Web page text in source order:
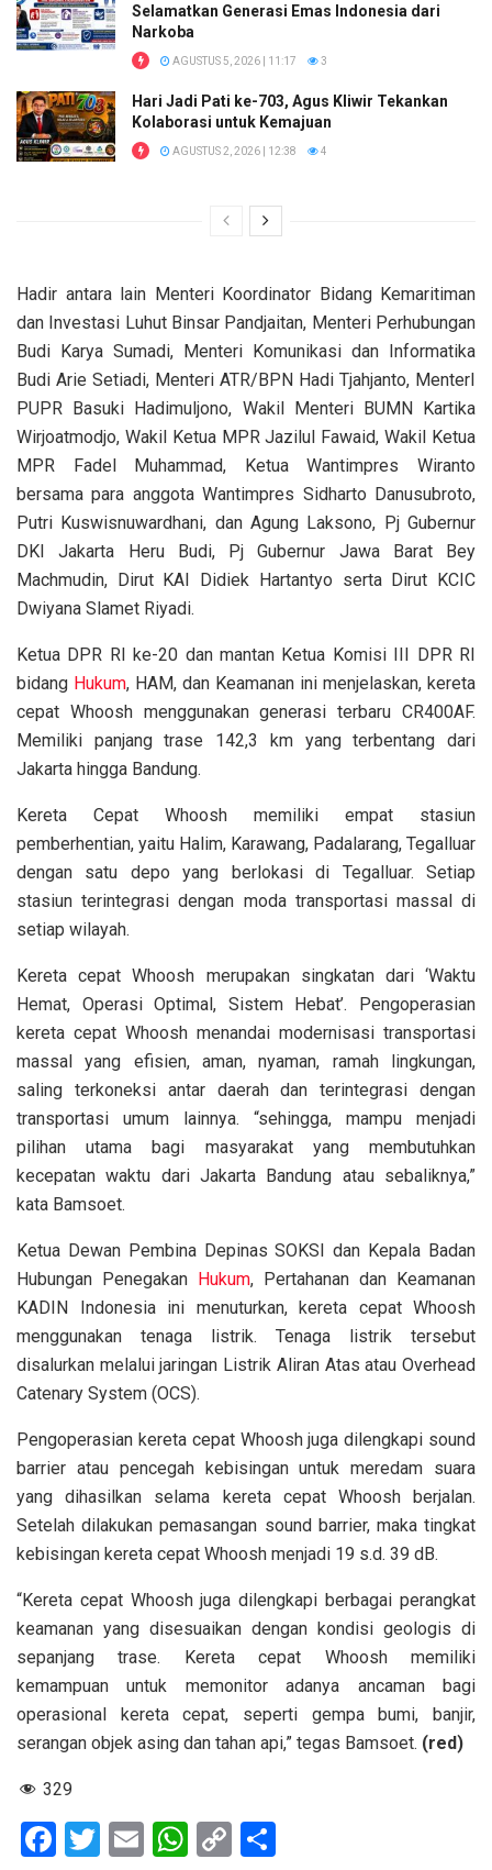
Selamatkan Generasi Emas Indonesia dari
Narkoba
AGUSTUS 5, 2026 | 11:17 3
Hari Jadi Pati ke-703, Agus Kliwir Tekankan
Kolaborasi untuk Kemajuan
AGUSTUS 2, 2026 | 12:38 4
Hadir antara lain Menteri Koordinator Bidang Kemaritiman
dan Investasi Luhut Binsar Pandjaitan, Menteri Perhubungan
Budi Karya Sumadi, Menteri Komunikasi dan Informatika
Budi Arie Setiadi, Menteri ATR/BPN Hadi Tjahjanto, MenterI
PUPR Basuki Hadimuljono, Wakil Menteri BUMN Kartika
Wirjoatmodjo, Wakil Ketua MPR Jazilul Fawaid, Wakil Ketua
MPR Fadel Muhammad, Ketua Wantimpres Wiranto
bersama para anggota Wantimpres Sidharto Danusubroto,
Putri Kuswisnuwardhani, dan Agung Laksono, Pj Gubernur
DKI Jakarta Heru Budi, Pj Gubernur Jawa Barat Bey
Machmudin, Dirut KAI Didiek Hartantyo serta Dirut KCIC
Dwiyana Slamet Riyadi.
Ketua DPR RI ke-20 dan mantan Ketua Komisi III DPR RI
bidang Hukum, HAM, dan Keamanan ini menjelaskan, kereta
cepat Whoosh menggunakan generasi terbaru CR400AF.
Memiliki panjang trase 142,3 km yang terbentang dari
Jakarta hingga Bandung.
Kereta Cepat Whoosh memiliki empat stasiun
pemberhentian, yaitu Halim, Karawang, Padalarang, Tegalluar
dengan satu depo yang berlokasi di Tegalluar. Setiap
stasiun terintegrasi dengan moda transportasi massal di
setiap wilayah.
Kereta cepat Whoosh merupakan singkatan dari ‘Waktu
Hemat, Operasi Optimal, Sistem Hebat’. Pengoperasian
kereta cepat Whoosh menandai modernisasi transportasi
massal yang efisien, aman, nyaman, ramah lingkungan,
saling terkoneksi antar daerah dan terintegrasi dengan
transportasi umum lainnya. “sehingga, mampu menjadi
pilihan utama bagi masyarakat yang membutuhkan
kecepatan waktu dari Jakarta Bandung atau sebaliknya,”
kata Bamsoet.
Ketua Dewan Pembina Depinas SOKSI dan Kepala Badan
Hubungan Penegakan
Hukum, Pertahanan dan Keamanan
KADIN Indonesia ini menuturkan, kereta cepat Whoosh
menggunakan tenaga listrik. Tenaga listrik tersebut
disalurkan melalui jaringan Listrik Aliran Atas atau Overhead
Catenary System (OCS).
Pengoperasian kereta cepat Whoosh juga dilengkapi sound
barrier atau pencegah kebisingan untuk meredam suara
yang dihasilkan selama kereta cepat Whoosh berjalan.
Setelah dilakukan pemasangan sound barrier, maka tingkat
kebisingan kereta cepat Whoosh menjadi 19 s.d. 39 dB.
“Kereta cepat Whoosh juga dilengkapi berbagai perangkat
keamanan yang disesuaikan dengan kondisi geologis di
sepanjang trase. Kereta cepat Whoosh memiliki
kemampuan untuk memonitor adanya ancaman bagi
operasional kereta cepat, seperti gempa bumi, banjir,
serangan objek asing dan tahan api,” tegas Bamsoet. (red)
329
F
T
E
W C